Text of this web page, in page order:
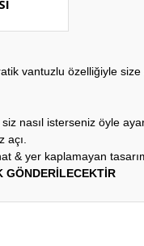
vantuzlu özelliğiyle size
nasıl isterseniz öyle
& yer kaplamayan
GÖNDERİLECEKTİR